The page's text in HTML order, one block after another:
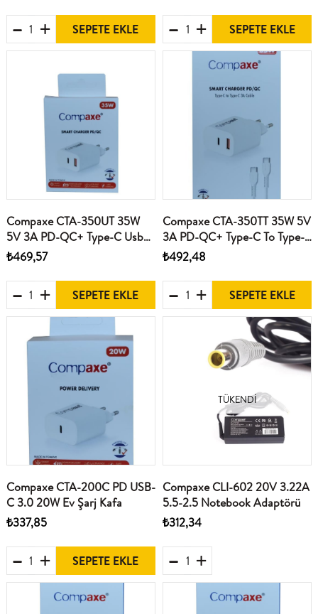
SEPETE EKLE SEPETE EKLE
Compaxe CTA-350UT 35W
5V 3A PD-QC+ Type-C Usb
Şarj Kablosu
₺469,57
SEPETE EKLE
Compaxe CTA-350TT 35W 5V
3A PD-QC+ Type-C To Type-
C Şarj Kablosu
₺492,48
SEPETE EKLE
Compaxe CTA-200C PD USB-
C 3.0 20W Ev Şarj Kafa
₺337,85
SEPETE EKLE
TÜKENDI
Compaxe CLI-602 20V 3.22A
5.5-2.5 Notebook Adaptörü
₺312,34